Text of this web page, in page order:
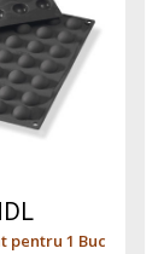
pentru 1 Buc